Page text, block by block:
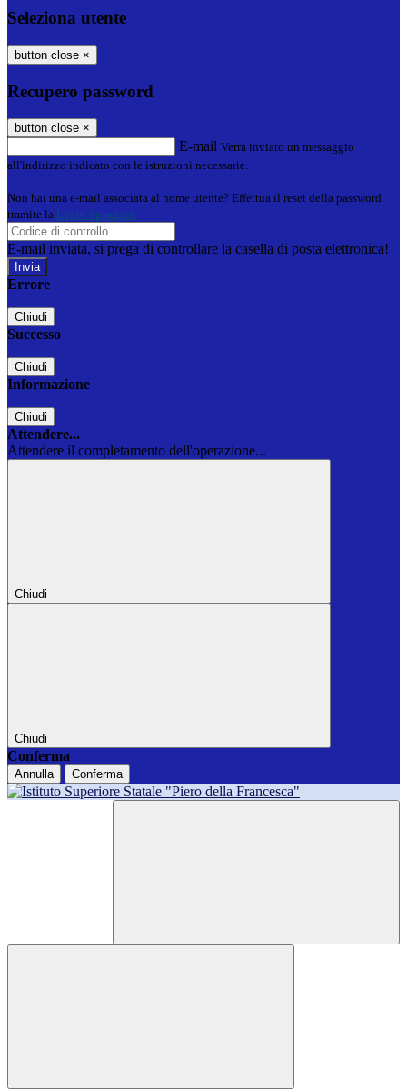
Seleziona utente
button close ×
Recupero password
button close ×
E-mail Verrà inviato un messaggio
all'indirizzo indicato con le istruzioni necessarie.
Non hai una e-mail associata al nome utente? Effettua il reset della password
tramite la Login Spaggiari
E-mail inviata, si prega di controllare la casella di posta elettronica!
Errore
Chiudi
Successo
Chiudi
Informazione
Chiudi
Attendere...
Attendere il completamento dell'operazione...
Chiudi
Chiudi
Conferma
Annulla Conferma